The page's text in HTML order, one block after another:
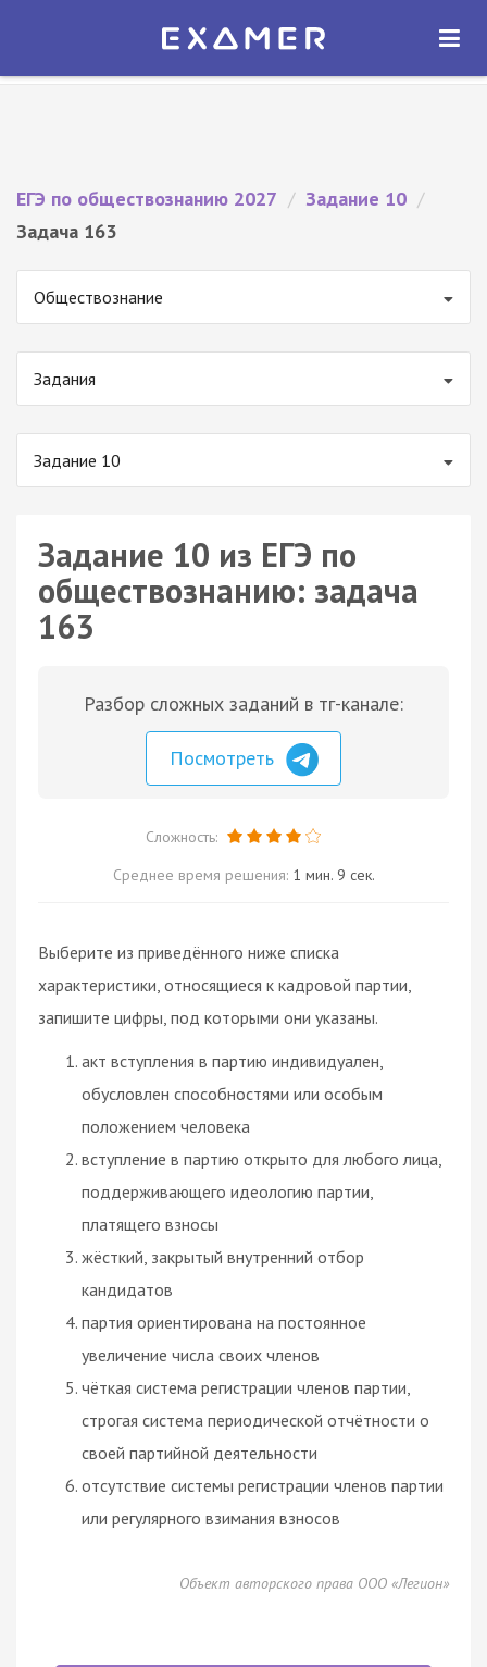
Экзамер — ЕГЭ 2027
ОТКРЫТЬ
ЕГЭ по обществознанию 2027 / Задание 10 /
Задача 163
Обществознание
Задания
Задание 10
Задание 10 из ЕГЭ по
обществознанию: задача
163
Разбор сложных заданий в тг-канале:
Посмотреть
Сложность:
Среднее время решения: 1 мин. 9 сек.
Выберите из приведённого ниже списка
характеристики, относящиеся к кадровой партии,
запишите цифры, под которыми они указаны.
акт вступления в партию индивидуален,
обусловлен способностями или особым
положением человека
вступление в партию открыто для любого лица,
поддерживающего идеологию партии,
платящего взносы
жёсткий, закрытый внутренний отбор
кандидатов
партия ориентирована на постоянное
увеличение числа своих членов
чёткая система регистрации членов партии,
строгая система периодической отчётности о
своей партийной деятельности
отсутствие системы регистрации членов партии
или регулярного взимания взносов
Объект авторского права ООО «Легион»